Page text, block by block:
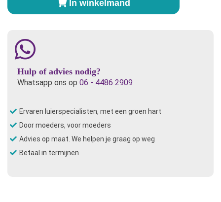
Geometric
In winkelmand
Hulp of advies nodig?
Whatsapp ons op 06 - 4486 2909
Ervaren luierspecialisten, met een groen hart
Door moeders, voor moeders
Advies op maat. We helpen je graag op weg
Betaal in termijnen